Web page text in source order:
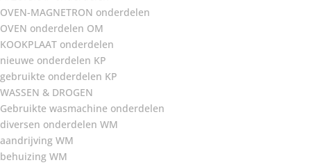
OVEN-MAGNETRON onderdelen
OVEN onderdelen OM
KOOKPLAAT onderdelen
nieuwe onderdelen KP
gebruikte onderdelen KP
WASSEN & DROGEN
Gebruikte wasmachine onderdelen
diversen onderdelen WM
aandrijving WM
behuizing WM